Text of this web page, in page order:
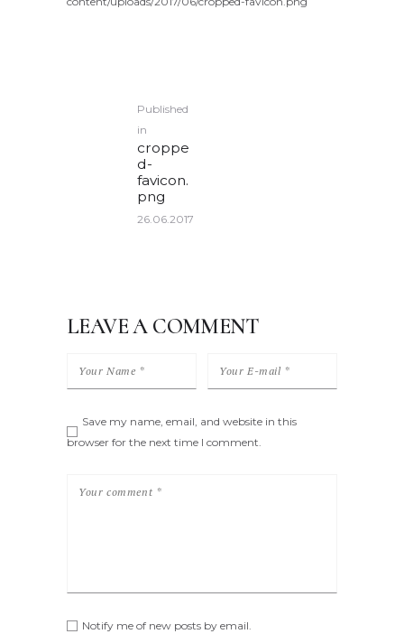
NAVIGATION
Published
in
post:
croppe
d-
favicon.
png
26.06.2017
LEAVE A COMMENT
Save my name, email, and website in this
browser for the next time I comment.
Notify me of new posts by email.